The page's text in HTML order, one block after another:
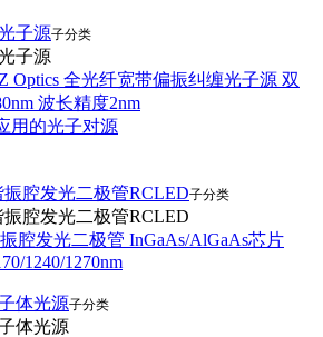
子源子分类
子源
Optics 全光纤宽带偏振纠缠光子源 双
波长精度2nm
用的光子对源
腔发光二极管RCLED子分类
腔发光二极管RCLED
腔发光二极管 InGaAs/AlGaAs芯片
1240/1270nm
体光源子分类
体光源